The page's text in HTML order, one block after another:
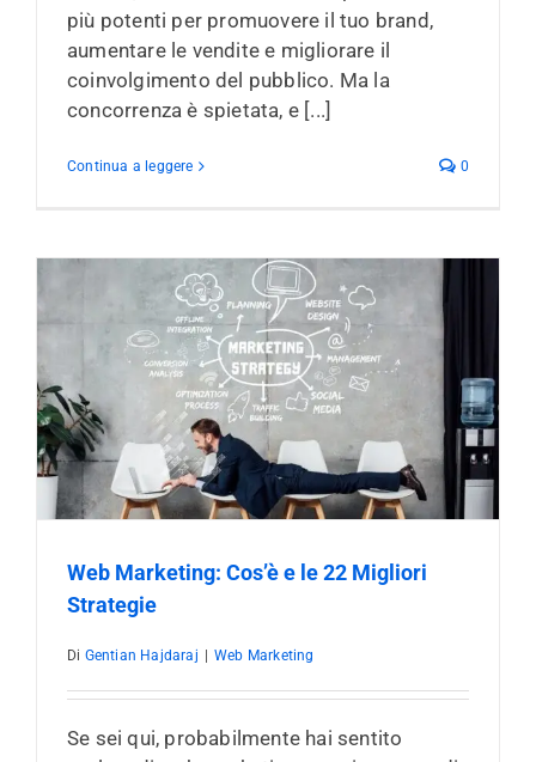
più potenti per promuovere il tuo brand,
aumentare le vendite e migliorare il
coinvolgimento del pubblico. Ma la
concorrenza è spietata, e [...]
Continua a leggere 0
Web Marketing: Cos’è e le 22 Migliori
Strategie
Di Gentian Hajdaraj | Web Marketing
Se sei qui, probabilmente hai sentito